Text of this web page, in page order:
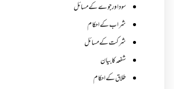
سود اور جوے کے مسائل
شراب کے احکام
شرکت کے مسائل
شفعہ کا بیان
طلاق کے احکام